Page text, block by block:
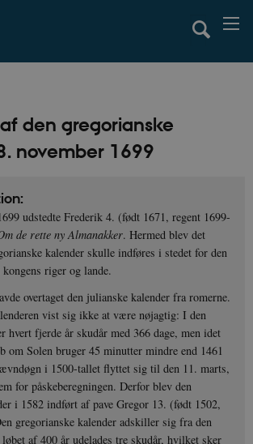
den gregorianske
november 1699
udstedte Frederik 4. (født 1671, regent 1699-
de rette ny Almanakker. Hermed blev det
kalender skulle indføres i stedet for den
riger og lande.
overtaget den julianske kalender fra romerne.
vist sig ikke at være nøjagtig: I den
hvert fjerde år skudår med 366 dage, men idet
om Solen bruger 45 minutter mindre end 1461
i 1500-tallet flyttet sig til den 11. marts,
for påskeberegningen. Derfor blev den
i 1582 indført af pave Gregor 13. (født 1502,
gregorianske kalender adskiller sig fra den
af 400 år udelades tre skudår, hvilket sker